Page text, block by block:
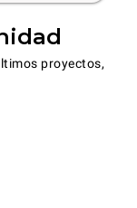
proyectos,